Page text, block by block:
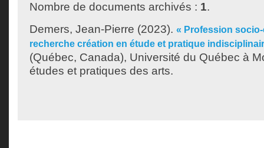
Nombre de documents archivés : 1.
Demers, Jean-Pierre (2023). « Profession
recherche création en étude et pratique
(Québec, Canada), Université du Québec à
études et pratiques des arts.